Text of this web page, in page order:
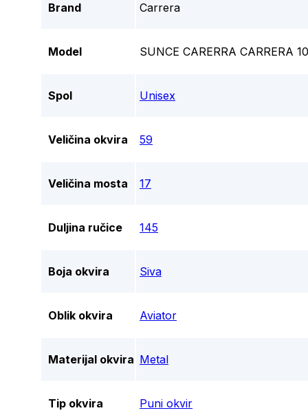
Brand Carrera
Model SUNCE CARERRA CARRERA
Spol Unisex
Veličina okvira 59
Veličina mosta 17
Duljina ručice 145
Boja okvira Siva
Oblik okvira Aviator
Materijal okvira Metal
Tip okvira Puni okvir